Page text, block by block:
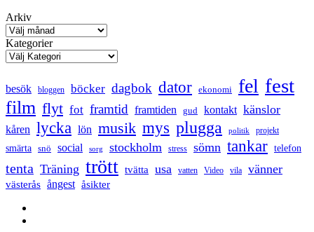
Arkiv
Kategorier
besök bloggen böcker dagbok dator ekonomi fel fest
film flyt fot framtid framtiden gud kontakt känslor
kåren lycka lön musik mys plugga politik projekt
smärta snö social sorg stockholm stress sömn tankar telefon
tenta Träning trött tvätta usa vatten Video vila vänner
västerås ångest åsikter